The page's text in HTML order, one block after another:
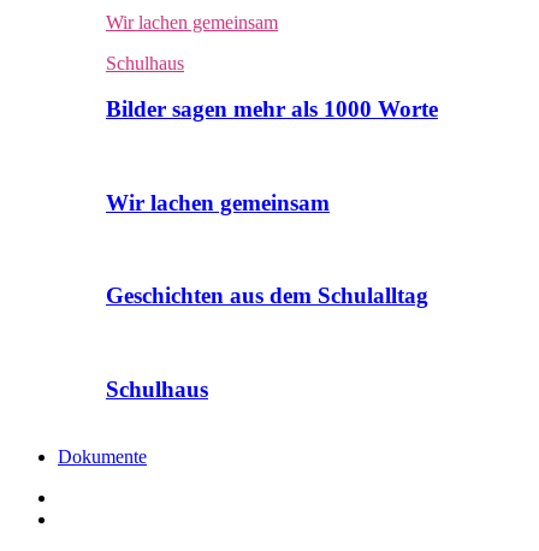
Wir lachen gemeinsam
Schulhaus
Bilder sagen mehr als 1000 Worte
Wir lachen gemeinsam
Geschichten aus dem Schulalltag
Schulhaus
Dokumente